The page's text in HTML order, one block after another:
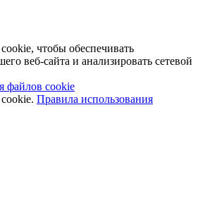
чтобы обеспечивать
веб-сайта и анализировать сетевой
файлов cookie
Правила использования